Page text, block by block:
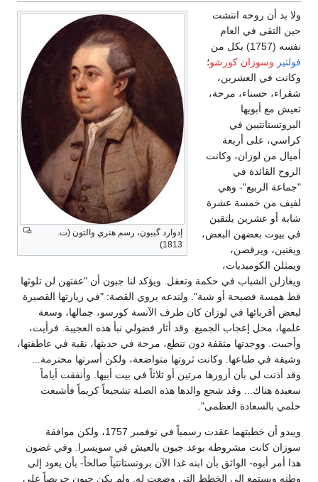
إدوارد گيبون، رسم هنري والتون (ت.
1813)
ولا بد أن روحه انتشت
حين التقى في العام
نفسه (1757) بكل من
فولتير وسوزان كورشو؛
وكانت في العشرين،
شقراء، حسناء، مرحة،
تعيش مع أبويها
البروتستانتيين في
كراسي، على أربعة
أميال من لوزان، وكانت
الروح القائدة في
"جماعة الربيع"- وهي
لفيف من خمسة عشرة
شابة أو عشرين يلتقين
في بيوت بعضهن البعض،
ويغنين، ويرقصن،
ويمثلن الكوميديات،
ويغازلن الشباب في حكمة وتعقل. ويؤكد لنا جبون أن "عفتهن لن تلوثها
قط همسة فضيحة أو شبة". ولندعه يروي القصة: "في زيارتها القصيرة
لبعض أقربائها في لوزان كان ظرف الآنسة كورسو، جمالها، وسعة
علمها، محل إعجاب الجميع. وقد أثار فضولي نبأ هذه العجيبة. فرأيت،
وأحببت. ووجدتها مثقفة دون تنطع، مرحة في حديثها، نقية في عاطفتها،
وشيقة في طباعها. وكانت ثروتها متواضعة، ولكن أسرتها محترمة...
وقد أذنت لي بأن أزورها مرتين أو ثلاثاً في بيت أبيها. وأنفقت أياماً
سعيدة هناك... وقد شجع والدها هذه الصلة تشجيعاً كريماً فأشبعت
حلمي بالسعادة العظمى".
ويبدو أن خطبتهما عقدت رسمياً في نوفمبر 1757، ولكن موافقة
سوزان كانت مشروطة بوعد جبون بالعيش في سويسرا. وفي غضون
هذا أمر أبوه- الواثق بأن ابنه غدا الآن بروتستانتياً صالحاً- بأن يعود إلى
وطنه ويستمع إلى الخطط التي وضعت له. ولم يكن جبون حريصاً على